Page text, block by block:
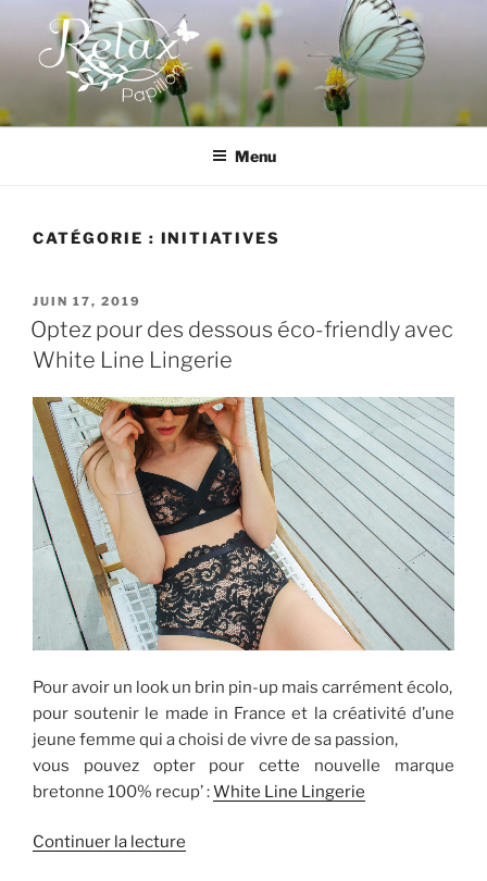
contenu
RELAX PAPILLON
Menu
CATÉGORIE : INITIATIVES
PUBLIÉ
LE
JUIN 17, 2019
Optez pour des dessous éco-friendly avec
White Line Lingerie
Pour avoir un look un brin pin-up mais carrément écolo,
pour soutenir le made in France et la créativité d’une
jeune femme qui a choisi de vivre de sa passion,
vous pouvez opter pour cette nouvelle marque
bretonne 100% recup’ :White Line Lingerie
Continuer la lecture